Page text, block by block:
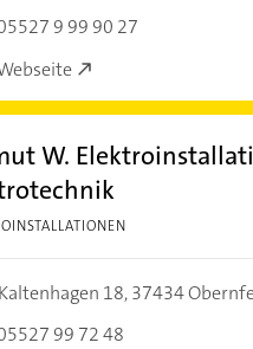
9 99 90 27
W.
Kaltenhagen 18,37434
99 72 48